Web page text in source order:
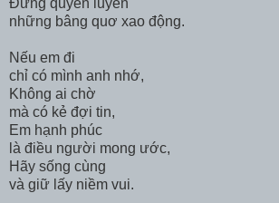
những bâng quơ xao động.
Nếu em đi
chỉ có mình anh nhớ,
Không ai chờ
mà có kẻ đợi tin,
Em hạnh phúc
là điều người mong ước,
Hãy sống cùng
và giữ lấy niềm vui.